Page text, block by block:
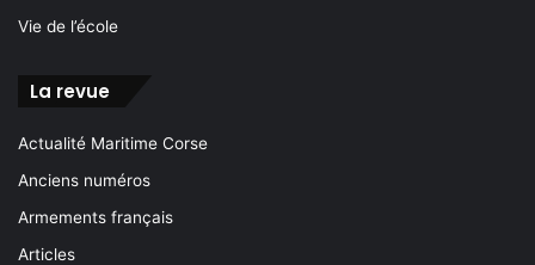
Vie de l’école
La revue
Actualité Maritime Corse
Anciens numéros
Armements français
Articles